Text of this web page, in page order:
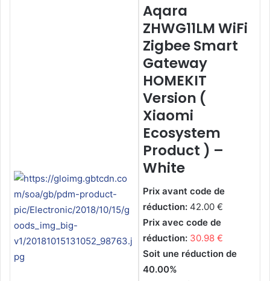
Aqara
ZHWG11LM WiFi
Zigbee Smart
Gateway
HOMEKIT
Version (
Xiaomi
Ecosystem
Product ) –
White
Prix avant code de
réduction: 42.00 €
Prix avec code de
réduction: 30.98 €
Soit une réduction de
40.00%